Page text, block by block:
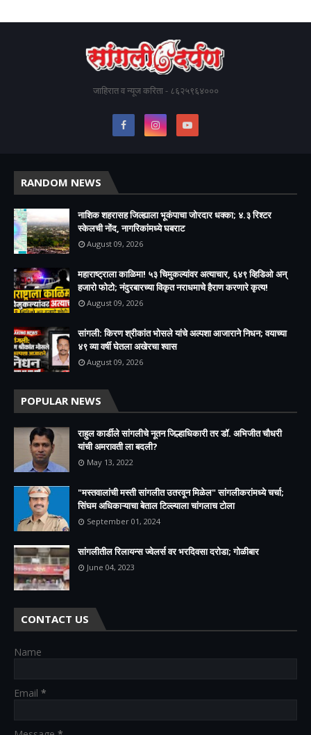
जाहिरात व न्यूज करिता - ८६२५९६४०००
RANDOM NEWS
नाशिक शहरासह जिल्ह्याला भूकंपाचा जोरदार धक्का; ४.३ रिश्टर
स्केलची नोंद, नागरिकांमध्ये घबराट
August 09, 2026
महाराष्ट्राला काळिमा! ५३ चिमुकल्यांवर अत्याचार, ६४९ व्हिडिओ अन्
हजारो फोटो; नंदुरबारच्या विकृत नराधमाचे हैराण करणारे कृत्य!
August 09, 2026
सांगली: किरण श्रीकांत भोसले यांचे अल्पशा आजाराने निधन; वयाच्या
४९ व्या वर्षी घेतला अखेरचा श्वास​
August 09, 2026
POPULAR NEWS
राहुल कार्डीले सांगलीचे नूतन जिल्हाधिकारी तर डॉ. अभिजीत चौधरी
यांची अमरावती ला बदली?
May 13, 2022
"मस्तवालांची मस्ती सांगलीत उतरवून मिळेल" सांगलीकरांमध्ये चर्चा;
सिंघम अधिकाऱ्याचा बेताल टिल्ल्याला चांगलाच टोला
September 01, 2024
सांगलीतील रिलायन्स ज्वेलर्स वर भरदिवसा दरोडा; गोळीबार
June 04, 2023
CONTACT US
Name
Email *